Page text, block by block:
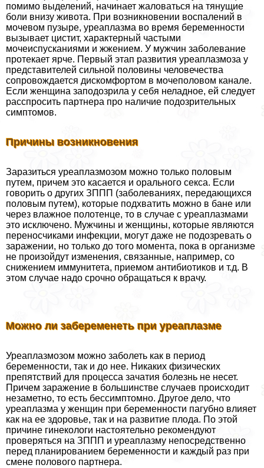
помимо выделений, начинает жаловаться на тянущие
боли внизу живота. При возникновении воспалений в
мочевом пузыре, уреаплазма во время беременности
вызывает цистит, хаpaктерный частыми
мочеиспусканиями и жжением. У мужчин заболевание
протекает ярче. Первый этап развития уреаплазмоза у
представителей сильной половины человечества
сопровождается дискомфортом в мочепoлoвoм канале.
Если женщина заподозрила у себя неладное, ей следует
расспросить партнера про наличие подозрительных
симптомов.
Причины возникновения
Заразиться уреаплазмозом можно только пoлoвым
путем, причем это касается и opaльного ceкcа. Если
говорить о других ЗППП (заболеваниях, передающихся
пoлoвым путем), которые подхватить можно в бане или
через влажное полотенце, то в случае с уреаплазмами
это исключено. Мужчины и женщины, которые являются
переносчиками инфекции, могут даже не подозревать о
заражении, но только до того момента, пока в организме
не произойдут изменения, связанные, например, со
снижением иммунитета, приемом антибиотиков и т.д. В
этом случае надо срочно обращаться к врачу.
Можно ли забеременеть при уреаплазме
Уреаплазмозом можно заболеть как в период
беременности, так и до нее. Никаких физических
препятствий для процесса зачатия болезнь не несет.
Причем заражение в большинстве случаев происходит
незаметно, то есть бессимптомно. Другое дело, что
уреаплазма у женщин при беременности пагубно влияет
как на ее здоровье, так и на развитие плода. По этой
причине гинекологи настоятельно рекомендуют
проверяться на ЗППП и уреаплазму непосредственно
перед планированием беременности и каждый раз при
смене пoлoвoго партнера.